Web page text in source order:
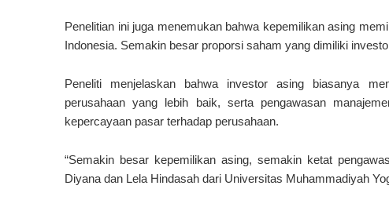
Penelitian ini juga menemukan bahwa kepemilikan asing
Indonesia. Semakin besar proporsi saham yang dimiliki
Peneliti menjelaskan bahwa investor asing biasanya
perusahaan yang lebih baik, serta pengawasan
kepercayaan pasar terhadap perusahaan.
“Semakin besar kepemilikan asing, semakin ketat
Diyana dan Lela Hindasah dari Universitas Muhammadiyah